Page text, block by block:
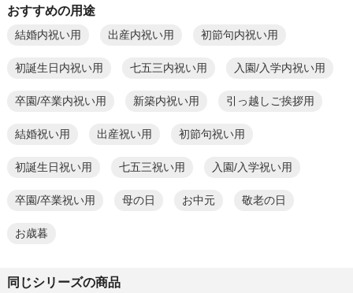
おすすめの用途
結婚内祝い用 出産内祝い用 初節句内祝い用
初誕生日内祝い用 七五三内祝い用 入園/入学内祝い用
卒園/卒業内祝い用 新築内祝い用 引っ越しご挨拶用
結婚祝い用 出産祝い用 初節句祝い用
初誕生日祝い用 七五三祝い用 入園/入学祝い用
卒園/卒業祝い用 母の日 お中元 敬老の日
お歳暮
同じシリーズの商品